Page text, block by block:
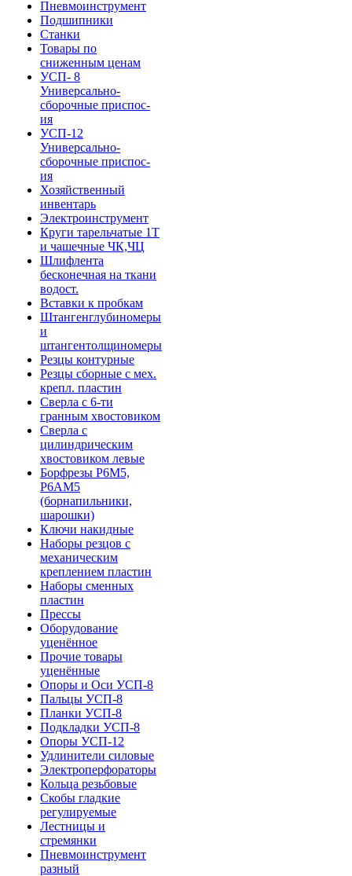
Пневмоинструмент
Подшипники
Станки
Товары по
сниженным ценам
УСП- 8
Универсально-
сборочные приспос-
ия
УСП-12
Универсально-
сборочные приспос-
ия
Хозяйственный
инвентарь
Электроинструмент
Круги тарельчатые 1Т
и чашечные ЧК,ЧЦ
Шлифлента
бесконечная на ткани
водост.
Вставки к пробкам
Штангенглубиномеры
и
штангентолщиномеры
Резцы контурные
Резцы сборные с мех.
крепл. пластин
Сверла с 6-ти
гранным хвостовиком
Сверла с
цилиндрическим
хвостовиком левые
Борфрезы Р6М5,
Р6АМ5
(борнапильники,
шарошки)
Ключи накидные
Наборы резцов с
механическим
креплением пластин
Наборы сменных
пластин
Прессы
Оборудование
уценённое
Прочие товары
уценённые
Опоры и Оси УСП-8
Пальцы УСП-8
Планки УСП-8
Подкладки УСП-8
Опоры УСП-12
Удлинители силовые
Электроперфораторы
Кольца резьбовые
Скобы гладкие
регулируемые
Лестницы и
стремянки
Пневмоинструмент
разный